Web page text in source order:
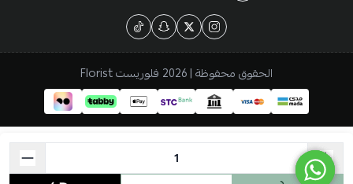
الحقوق محفوظة | 2026 فلوريست Florist